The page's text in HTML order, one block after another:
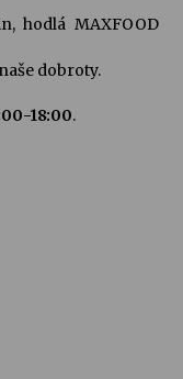
Rufus Miller
hodlá MAXFOOD
dobroty.
18:00.